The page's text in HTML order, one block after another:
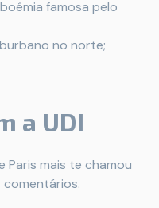
famosa pelo
no norte;
a UDI
Paris mais te chamou
comentários.